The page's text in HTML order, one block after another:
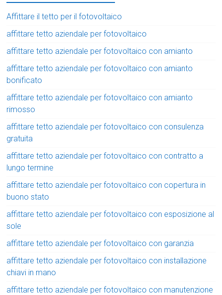
Affittare il tetto per il fotovoltaico
affittare tetto aziendale per fotovoltaico
affittare tetto aziendale per fotovoltaico con amianto
affittare tetto aziendale per fotovoltaico con amianto
bonificato
affittare tetto aziendale per fotovoltaico con amianto
rimosso
affittare tetto aziendale per fotovoltaico con consulenza
gratuita
affittare tetto aziendale per fotovoltaico con contratto a
lungo termine
affittare tetto aziendale per fotovoltaico con copertura in
buono stato
affittare tetto aziendale per fotovoltaico con esposizione al
sole
affittare tetto aziendale per fotovoltaico con garanzia
affittare tetto aziendale per fotovoltaico con installazione
chiavi in mano
affittare tetto aziendale per fotovoltaico con manutenzione